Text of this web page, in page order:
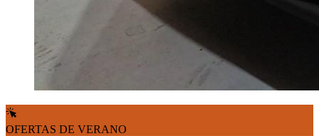
OFERTAS DE VERANO